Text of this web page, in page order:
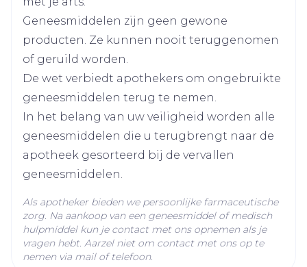
Vanaf 80 mg per dag, de dosis in twee
innamen verdelen
De capsules met voldoende water (1 glas
water) inslikken
Voor een maaltijd
De capsules mogen geopend worden en in
suspensie gebracht worden in een eetlepel
niet-koolzuurhoudend water of een vloeistof
dient zo snel mogelijk te worden toegediend,
na maximum 30 minuten
Hoeveelheid
Verpakking
28
Actieve
Ingrediënten
omeprazol
Behoud
Kamertemperatuur (15°C -
25°C)
Geneesmiddelen zijn geen gewone
producten. Ze kunnen nooit teruggenomen
of geruild worden.
De wet verbiedt apothekers om ongebruikte
geneesmiddelen terug te nemen.
In het belang van uw veiligheid worden alle
geneesmiddelen die u terugbrengt naar de
apotheek gesorteerd bij de vervallen
geneesmiddelen.
Als apotheker bieden we persoonlijke farmaceutische
zorg. Na aankoop van een geneesmiddel of medisch
hulpmiddel kun je contact met ons opnemen als je
vragen hebt. Aarzel niet om contact met ons op te
nemen via mail of telefoon.